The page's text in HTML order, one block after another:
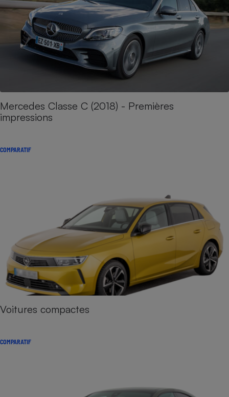
Mercedes Classe C (2018) - Premières
impressions
COMPARATIF
Voitures compactes
COMPARATIF